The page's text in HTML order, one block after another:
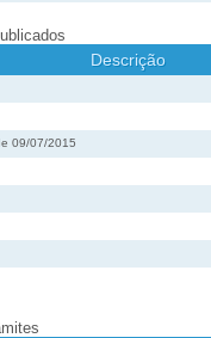
Descrição
09/07/2015